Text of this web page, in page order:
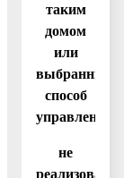
таким
домом
или
выбранный
способ
управления
не
реализован,